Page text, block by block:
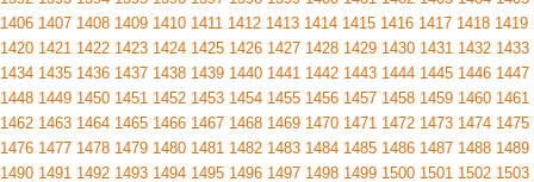
1406 1407 1408 1409 1410 1411 1412 1413 1414 1415 1416 1417 1418 1419
1420 1421 1422 1423 1424 1425 1426 1427 1428 1429 1430 1431 1432 1433
1434 1435 1436 1437 1438 1439 1440 1441 1442 1443 1444 1445 1446 1447
1448 1449 1450 1451 1452 1453 1454 1455 1456 1457 1458 1459 1460 1461
1462 1463 1464 1465 1466 1467 1468 1469 1470 1471 1472 1473 1474 1475
1476 1477 1478 1479 1480 1481 1482 1483 1484 1485 1486 1487 1488 1489
1490 1491 1492 1493 1494 1495 1496 1497 1498 1499 1500 1501 1502 1503